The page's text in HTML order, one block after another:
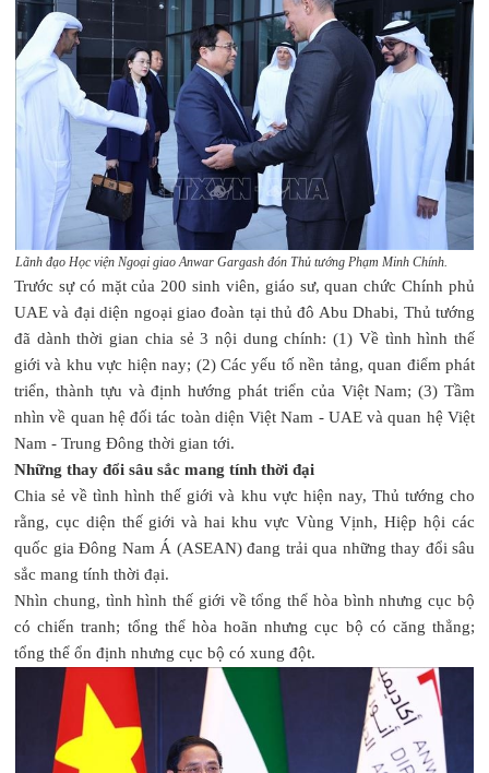
Lãnh đạo Học viện Ngoại giao Anwar Gargash đón Thủ tướng Phạm Minh Chính.
Trước sự có mặt của 200 sinh viên, giáo sư, quan chức Chính phủ
UAE và đại diện ngoại giao đoàn tại thủ đô Abu Dhabi, Thủ tướng
đã dành thời gian chia sẻ 3 nội dung chính: (1) Về tình hình thế
giới và khu vực hiện nay; (2) Các yếu tố nền tảng, quan điểm phát
triển, thành tựu và định hướng phát triển của Việt Nam; (3) Tầm
nhìn về quan hệ đối tác toàn diện Việt Nam - UAE và quan hệ Việt
Nam - Trung Đông thời gian tới.
Những thay đổi sâu sắc mang tính thời đại
Chia sẻ về tình hình thế giới và khu vực hiện nay, Thủ tướng cho
rằng, cục diện thế giới và hai khu vực Vùng Vịnh, Hiệp hội các
quốc gia Đông Nam Á (ASEAN) đang trải qua những thay đổi sâu
sắc mang tính thời đại.
Nhìn chung, tình hình thế giới về tổng thể hòa bình nhưng cục bộ
có chiến tranh; tổng thể hòa hoãn nhưng cục bộ có căng thẳng;
tổng thể ổn định nhưng cục bộ có xung đột.